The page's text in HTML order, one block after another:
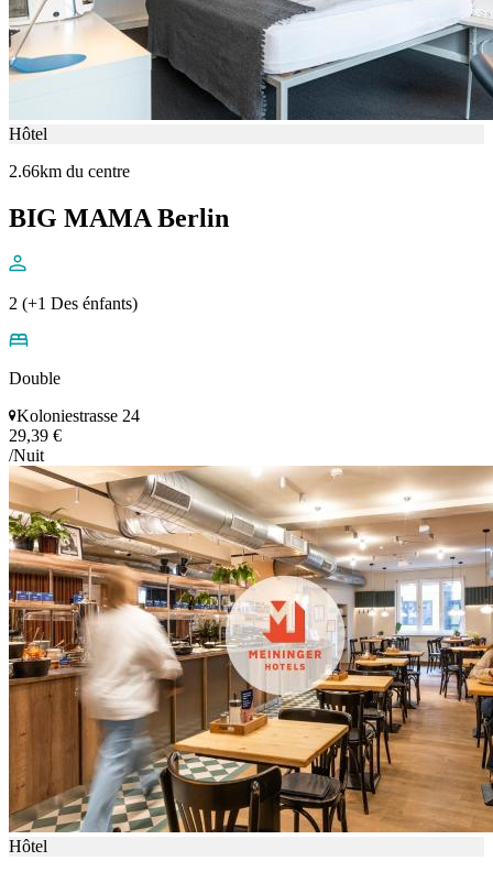
Hôtel
2.66km du centre
BIG MAMA Berlin
2 (+1 Des énfants)
Double
Koloniestrasse 24
29,39 €
/Nuit
Hôtel